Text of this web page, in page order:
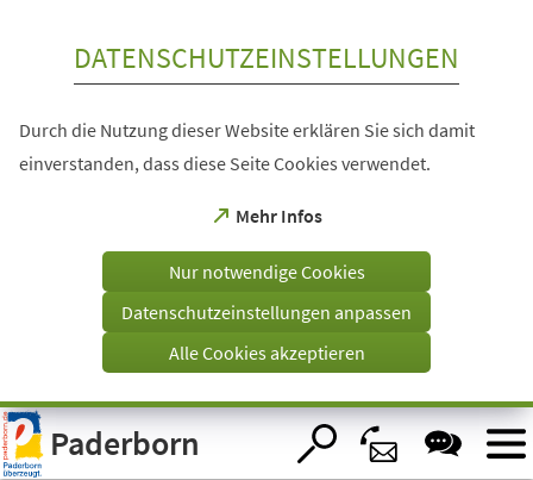
Visuelle
Assistenzsoftware
öffnen.
DATENSCHUTZEINSTELLUNGEN
Durch die Nutzung dieser Website erklären Sie sich damit
einverstanden, dass diese Seite Cookies verwendet.
Mehr Infos
(Öffnet
einem
Tab)
Nur notwendige Cookies
Datenschutzeinstellungen anpassen
Alle Cookies akzeptieren
Paderborn